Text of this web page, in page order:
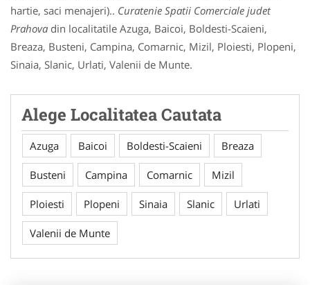
hartie, saci menajeri).. Curatenie Spatii Comerciale judet
Prahova din localitatile Azuga, Baicoi, Boldesti-Scaieni,
Breaza, Busteni, Campina, Comarnic, Mizil, Ploiesti, Plopeni,
Sinaia, Slanic, Urlati, Valenii de Munte.
Alege Localitatea Cautata
Azuga Baicoi Boldesti-Scaieni Breaza
Busteni Campina Comarnic Mizil
Ploiesti Plopeni Sinaia Slanic Urlati
Valenii de Munte